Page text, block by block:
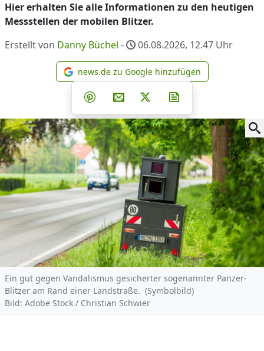
Hier erhalten Sie alle Informationen zu den heutigen
Messstellen der mobilen Blitzer.
Erstellt von Danny Büchel - 06.08.2026, 12.47 Uhr
news.de zu Google
news.de zu Google hinzufügen
Teilen auf Facebook
Teilen auf Whatsapp
Teilen auf Telegram
Teilen auf Pinterest
Per E-Mail teilen
Post auf X
Ein gut gegen Vandalismus gesicherter sogenannter Panzer-
Blitzer am Rand einer Landstraße. (Symbolbild)
Bild: Adobe Stock / Christian Schwier